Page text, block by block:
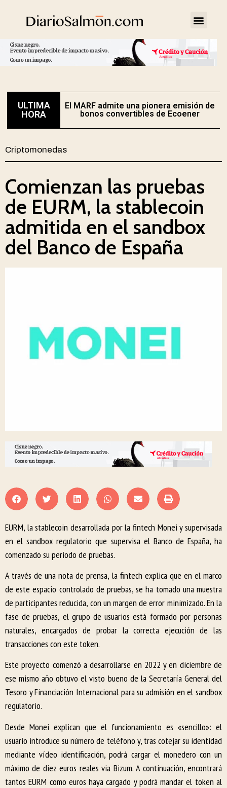
ULTIMA
HORA
El MARF admite una pionera emisión de
bonos convertibles de Ecoener
Criptomonedas
Comienzan las pruebas
de EURM, la stablecoin
admitida en el sandbox
del Banco de España
EURM, la stablecoin desarrollada por la fintech Monei y supervisada
en el sandbox regulatorio que supervisa el Banco de España, ha
comenzado su periodo de pruebas.
A través de una nota de prensa, la fintech explica que en el marco
de este espacio controlado de pruebas, se ha tomado una muestra
de participantes reducida, con un margen de error minimizado. En la
fase de pruebas, el grupo de usuarios está formado por personas
naturales, encargados de probar la correcta ejecución de las
transacciones con este token.
Este proyecto comenzó a desarrollarse en 2022 y en diciembre de
ese mismo año obtuvo el visto bueno de la Secretaría General del
Tesoro y Financiación Internacional para su admisión en el sandbox
regulatorio.
Desde Monei explican que el funcionamiento es «sencillo»: el
usuario introduce su número de teléfono y, tras cotejar su identidad
mediante vídeo identificación, podrá cargar el monedero con un
máximo de diez euros reales via Bizum. A continuación, encontrará
tantos EURM como euros haya cargado y podrá mandar el token al